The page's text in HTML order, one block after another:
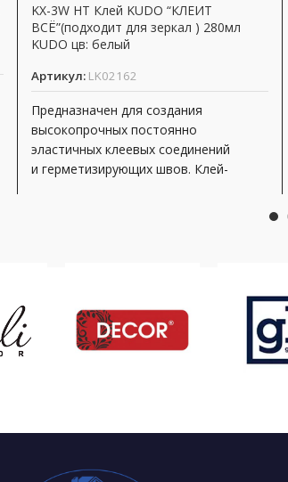
KX-3W HT Клей KUDO “КЛЕИТ
ВСЁ”(подходит для зеркал ) 280мл
KUDO цв: белый
Артикул: LK02162
Предназначен для создания
высокопрочных постоянно
эластичных клеевых соединений
и герметизирующих швов. Клей-